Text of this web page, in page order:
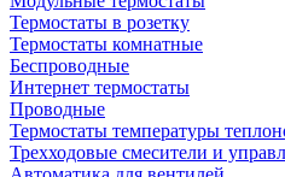
Термостаты в розетку
Термостаты комнатные
Беспроводные
Интернет термостаты
Проводные
Термостаты температуры
Трехходовые смесители и